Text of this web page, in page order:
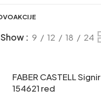
AKCIJE
Show 9 12 18 24
FABER CASTELL Signir
154621 red